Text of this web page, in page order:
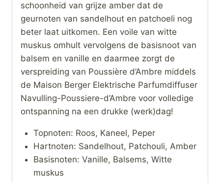
schoonheid van grijze amber dat de
geurnoten van sandelhout en patchoeli nog
beter laat uitkomen. Een voile van witte
muskus omhult vervolgens de basisnoot van
balsem en vanille en daarmee zorgt de
verspreiding van Poussière d’Ambre middels
de Maison Berger Elektrische Parfumdiffuser
Navulling-Poussiere-d’Ambre voor volledige
ontspanning na een drukke (werk)dag!
Topnoten: Roos, Kaneel, Peper
Hartnoten: Sandelhout, Patchouli, Amber
Basisnoten: Vanille, Balsems, Witte
muskus